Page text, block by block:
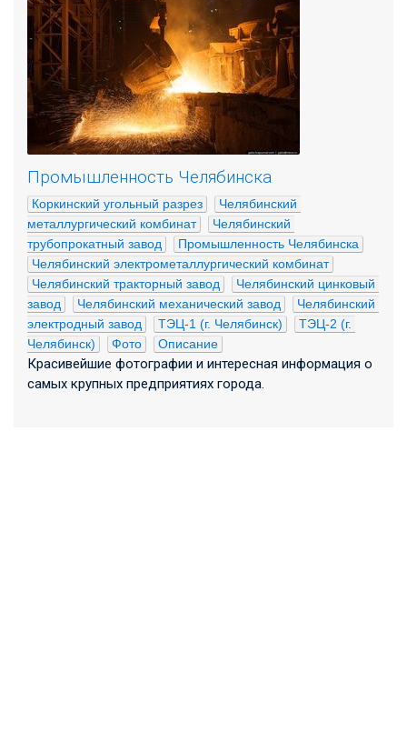
Промышленность Челябинска
Коркинский угольный разрез
Челябинский
металлургический комбинат
Челябинский
трубопрокатный завод
Промышленность Челябинска
Челябинский электрометаллургический комбинат
Челябинский тракторный завод
Челябинский цинковый
завод
Челябинский механический завод
Челябинский
электродный завод
ТЭЦ-1 (г. Челябинск)
ТЭЦ-2 (г.
Челябинск)
Фото Описание
Красивейшие фотографии и интересная информация о
самых крупных предприятиях города.